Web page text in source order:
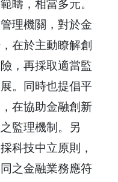
疇，相當多元。
理機關， 對於金
在於主動瞭解創
，再採取適當監
。
同時也提倡平
在協助金融創新
監理機制。另
科技中立原則，
之金融業務應符